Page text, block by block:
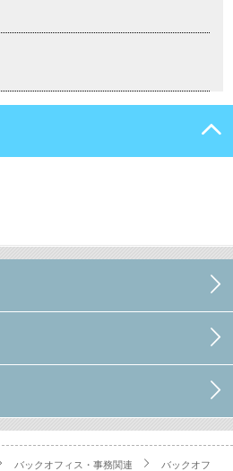
バックオフィス・事務関連
バックオフ